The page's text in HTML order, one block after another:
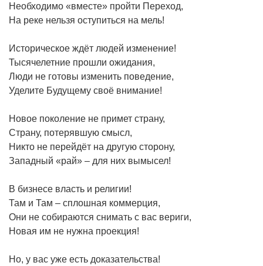
Необходимо «вместе» пройти Переход,
На реке нельзя оступиться на мель!
Историческое ждёт людей изменение!
Тысячелетние прошли ожидания,
Люди не готовы изменить поведение,
Уделите Будущему своё внимание!
Новое поколение не примет страну,
Страну, потерявшую смысл,
Никто не перейдёт на другую сторону,
Западный «рай» – для них вымысел!
В бизнесе власть и религии!
Там и Там – сплошная коммерция,
Они не собираются снимать с вас вериги,
Новая им не нужна проекция!
Но, у вас уже есть доказательства!